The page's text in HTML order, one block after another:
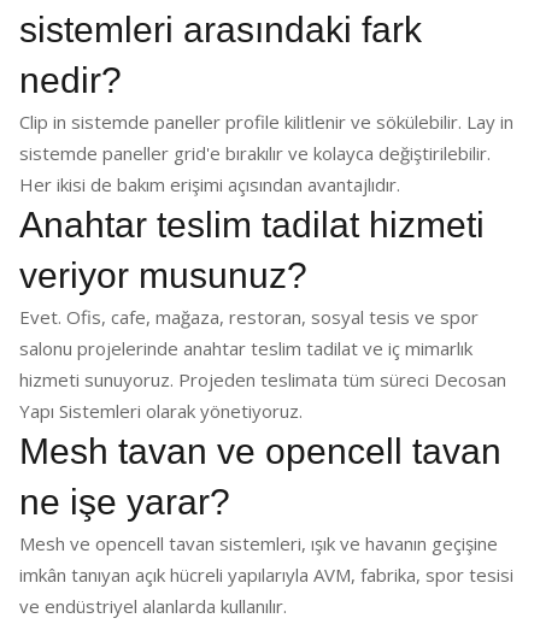
sistemleri arasındaki fark
nedir?
Clip in sistemde paneller profile kilitlenir ve sökülebilir. Lay in
sistemde paneller grid'e bırakılır ve kolayca değiştirilebilir.
Her ikisi de bakım erişimi açısından avantajlıdır.
Anahtar teslim tadilat hizmeti
veriyor musunuz?
Evet. Ofis, cafe, mağaza, restoran, sosyal tesis ve spor
salonu projelerinde anahtar teslim tadilat ve iç mimarlık
hizmeti sunuyoruz. Projeden teslimata tüm süreci Decosan
Yapı Sistemleri olarak yönetiyoruz.
Mesh tavan ve opencell tavan
ne işe yarar?
Mesh ve opencell tavan sistemleri, ışık ve havanın geçişine
imkân tanıyan açık hücreli yapılarıyla AVM, fabrika, spor tesisi
ve endüstriyel alanlarda kullanılır.